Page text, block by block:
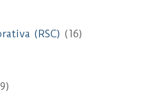
(RSC) (16)